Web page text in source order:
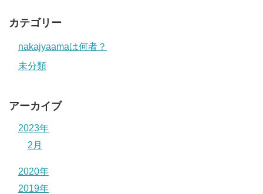
カテゴリー
nakajyaamaは何者？
未分類
アーカイブ
2023年
2月
2020年
2019年